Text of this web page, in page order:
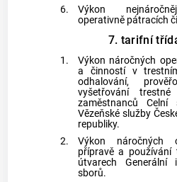
6.
Výkon
operativně pátracích
7. tarifní
1.
Výkon náročných
a činností v
odhalování,
vyšetřování
zaměstnanců Celní
Vězeňské služby
republiky.
2.
Výkon náročných
přípravě a používání
útvarech Generální
sborů.